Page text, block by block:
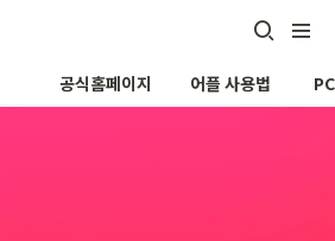
공식홈페이지 어플 사용법